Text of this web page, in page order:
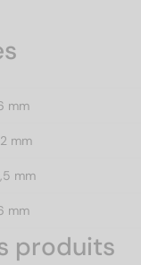
mm
mm
mm
mm
produits